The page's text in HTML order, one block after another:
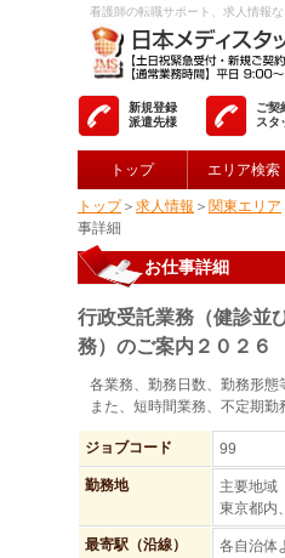
看護師の転職サポート、求人情報な
新規登録
派遣先様
ご契
スタ
トップ エリア検索
トップ＞ 求人情報 ＞ 関東エリア
事詳細
お仕事詳細
行政受託業務（健診並
務）のご案内２０２６
各業務、勤務日数、勤務形態
また、短時間業務、不定期勤
ジョブコード 99
勤務地
主要地域
東京都内
最寄駅（沿線）
各自治体